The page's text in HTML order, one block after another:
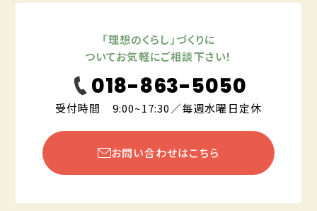
「理想のくらし」づくりに
ついてお気軽にご相談下さい！
018-863-5050
受付時間 9:00~17:30／毎週水曜日定休
お問い合わせはこちら